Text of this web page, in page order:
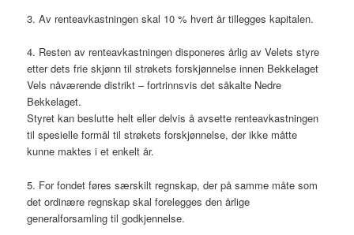
3. Av renteavkastningen skal 10 % hvert år tillegges kapitalen.
4. Resten av renteavkastningen disponeres årlig av Velets styre
etter dets frie skjønn til strøkets forskjønnelse innen Bekkelaget
Vels nåværende distrikt – fortrinnsvis det såkalte Nedre
Bekkelaget.
Styret kan beslutte helt eller delvis å avsette renteavkastningen
til spesielle formål til strøkets forskjønnelse, der ikke måtte
kunne maktes i et enkelt år.
5. For fondet føres særskilt regnskap, der på samme måte som
det ordinære regnskap skal forelegges den årlige
generalforsamling til godkjennelse.